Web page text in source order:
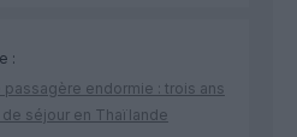
:
passagère endormie : trois ans
séjour en Thaïlande